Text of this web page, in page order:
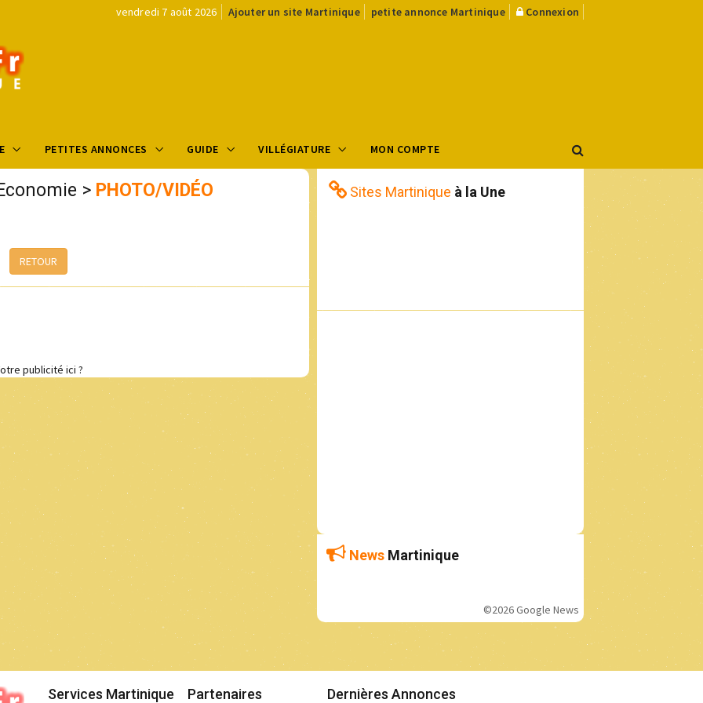
vendredi 7 août 2026 Ajouter un site Martinique petite annonce Martinique Connexion
PETITES ANNONCES GUIDE VILLÉGIATURE MON COMPTE
> PHOTO/VIDÉO
RETOUR
publicité ici ?
Sites Martinique à la Une
News Martinique
©2026 Google News
Services Martinique Partenaires Dernières Annonces